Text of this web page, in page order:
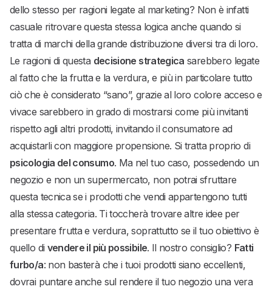
dello stesso per ragioni legate al marketing? Non è infatti
casuale ritrovare questa stessa logica anche quando si
tratta di marchi della grande distribuzione diversi tra di loro.
Le ragioni di questa decisione strategica sarebbero legate
al fatto che la frutta e la verdura, e più in particolare tutto
ciò che è considerato “sano”, grazie al loro colore acceso e
vivace sarebbero in grado di mostrarsi come più invitanti
rispetto agli altri prodotti, invitando il consumatore ad
acquistarli con maggiore propensione. Si tratta proprio di
psicologia del consumo. Ma nel tuo caso, possedendo un
negozio e non un supermercato, non potrai sfruttare
questa tecnica se i prodotti che vendi appartengono tutti
alla stessa categoria. Ti toccherà trovare altre idee per
presentare frutta e verdura, soprattutto se il tuo obiettivo è
quello di vendere il più possibile. Il nostro consiglio? Fatti
furbo/a: non basterà che i tuoi prodotti siano eccellenti,
dovrai puntare anche sul rendere il tuo negozio una vera